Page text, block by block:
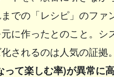
での「レシピ」のファ
に作ったとのこと。シ
されるのは人気の証拠。
て楽しむ率)が異常に高